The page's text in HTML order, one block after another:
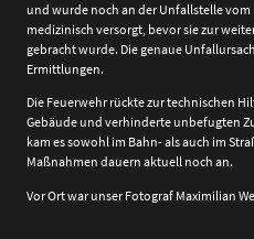
und wurde noch an der Unfallstelle
medizinisch versorgt, bevor sie zur
gebracht wurde. Die genaue
Ermittlungen.
Die Feuerwehr rückte zur technischen
Gebäude und verhinderte unbefugten
kam es sowohl im Bahn- als auch im
Maßnahmen dauern aktuell noch an.
Vor Ort war unser Fotograf Maximilian